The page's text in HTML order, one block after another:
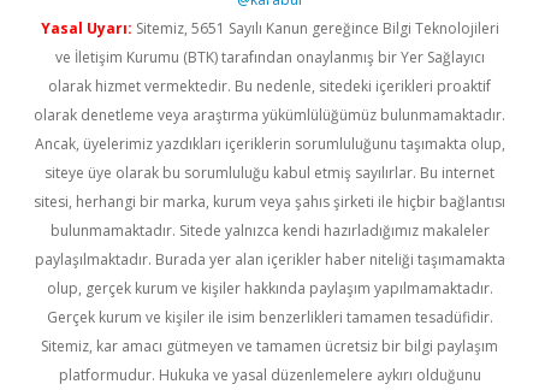
Yasal Uyarı: Sitemiz, 5651 Sayılı Kanun gereğince Bilgi Teknolojileri
ve İletişim Kurumu (BTK) tarafından onaylanmış bir Yer Sağlayıcı
olarak hizmet vermektedir. Bu nedenle, sitedeki içerikleri proaktif
olarak denetleme veya araştırma yükümlülüğümüz bulunmamaktadır.
Ancak, üyelerimiz yazdıkları içeriklerin sorumluluğunu taşımakta olup,
siteye üye olarak bu sorumluluğu kabul etmiş sayılırlar. Bu internet
sitesi, herhangi bir marka, kurum veya şahıs şirketi ile hiçbir bağlantısı
bulunmamaktadır. Sitede yalnızca kendi hazırladığımız makaleler
paylaşılmaktadır. Burada yer alan içerikler haber niteliği taşımamakta
olup, gerçek kurum ve kişiler hakkında paylaşım yapılmamaktadır.
Gerçek kurum ve kişiler ile isim benzerlikleri tamamen tesadüfidir.
Sitemiz, kar amacı gütmeyen ve tamamen ücretsiz bir bilgi paylaşım
platformudur. Hukuka ve yasal düzenlemelere aykırı olduğunu